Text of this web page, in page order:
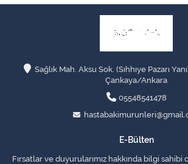
Sağlık Mah. Aksu Sok. (Sıhhıye Pazarı
Çankaya/Ankara
05548541478
E-Bülten
Fırsatlar ve duyurularımız hakkında bilgi